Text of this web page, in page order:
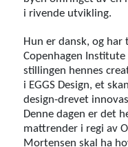
i rivende utvikling.
Hun er dansk, og
Copenhagen
stillingen hennes
i EGGS Design, et
design-drevet
Denne dagen er det
mattrender i regi av
Mortensen skal ha